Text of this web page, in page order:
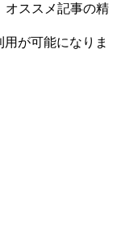
オススメ記事の精
が可能になりま